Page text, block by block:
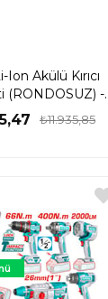
Ion Akülü Kırıcı
(RONDOSUZ) -
₺11.935,85